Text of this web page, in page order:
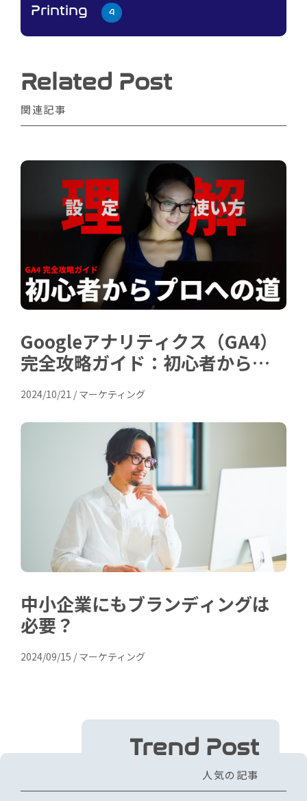
Printing 4
Related Post
関連記事
Googleアナリティクス（GA4）
完全攻略ガイド：初心者からプ
ロへの道
2024/10/21 / マーケティング
中小企業にもブランディングは
必要？
2024/09/15 / マーケティング
Trend Post
人気の記事